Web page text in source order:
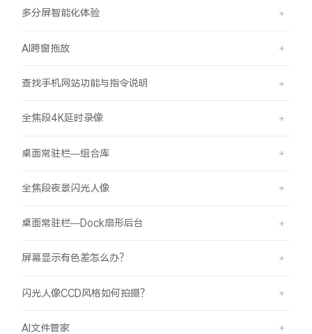
多分屏智能化体验
AI跨窗拖放
查找手机网站功能与指令说明
全焦段4K延时录像
桌面常驻栏—组合库
全焦段夜景闪光人像
桌面常驻栏—Dock扇形后台
屏幕显示有色差怎么办？
闪光人像CCD风格如何拍摄？
AI文件管家